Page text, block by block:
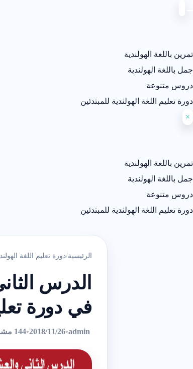
تمرين باللغة الهولندية
جمل باللغة الهولندية
دروس متنوعة
دورة تعليم اللغة الهولندية للمبتدئين
×
تمرين باللغة الهولندية
جمل باللغة الهولندية
دروس متنوعة
دورة تعليم اللغة الهولندية للمبتدئين
الرئيسية/دورة تعليم اللغة
في دورة
admin
•
2018/11/26
•144 مشاهدة